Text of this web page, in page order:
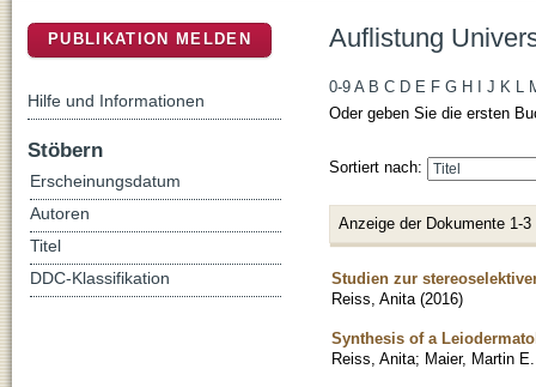
Auflistung
0-9 A B C D E F G H J K L
Oder geben Sie die ersten
Sortiert nach:
Anzeige der Dokumente 1-3
Studien zur
Reiss, Anita (2016)
Synthesis of a
Reiss, Anita; Maier, Martin E.
PUBLIKATION MELDEN
Hilfe und Informationen
Stöbern
Erscheinungsdatum
Autoren
Titel
DDC-Klassifikation